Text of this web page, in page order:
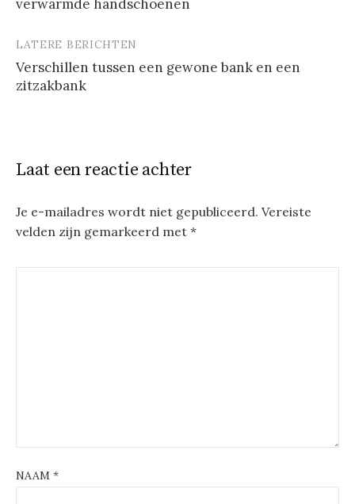
verwarmde handschoenen
LATERE BERICHTEN
Verschillen tussen een gewone bank en een
zitzakbank
Laat een reactie achter
Je e-mailadres wordt niet gepubliceerd. Vereiste
velden zijn gemarkeerd met *
NAAM *